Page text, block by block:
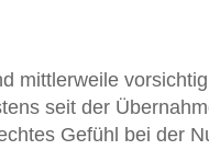
mittlerweile
seit der
Gefühl bei der